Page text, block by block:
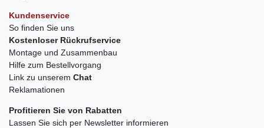
Kundenservice
So finden Sie uns
Kostenloser Rückrufservice
Montage und Zusammenbau
Hilfe zum Bestellvorgang
Link zu unserem Chat
Reklamationen
Profitieren Sie von Rabatten
Lassen Sie sich per Newsletter informieren